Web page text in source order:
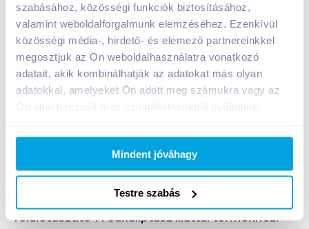
szabásához, közösségi funkciók biztosításához,
valamint weboldalforgalmunk elemzéséhez. Ezenkívül
közösségi média-, hirdető- és elemező partnereinkkel
megosztjuk az Ön weboldalhasználatra vonatkozó
adatait, akik kombinálhatják az adatokat más olyan
adatokkal, amelyeket Ön adott meg számukra vagy az
Mindent jóváhagy
Testre szabás
KosárbaKosárba
1 karton = 12 db
+1 karton a kosárba
Sanytol fertőtlenítő
felülettisztító 1 l eukaliptusz illattaltermékhez: